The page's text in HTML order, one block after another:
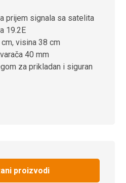
prijem signala sa satelita
19.2E
visina 38 cm
40 mm
za prikladan i siguran
proizvodi